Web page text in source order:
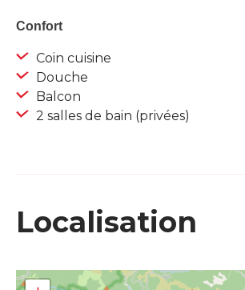
Confort
Coin cuisine
Douche
Balcon
2 salles de bain (privées)
Localisation